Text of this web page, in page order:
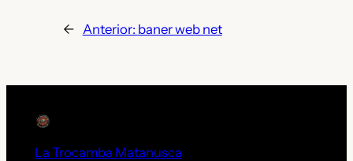
← Anterior: baner web net
La Trocamba Matanusca